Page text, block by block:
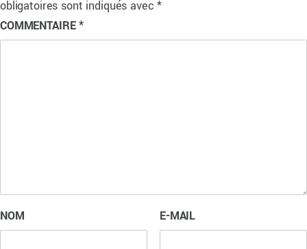
obligatoires sont indiqués avec*
COMMENTAIRE*
NOM E-MAIL